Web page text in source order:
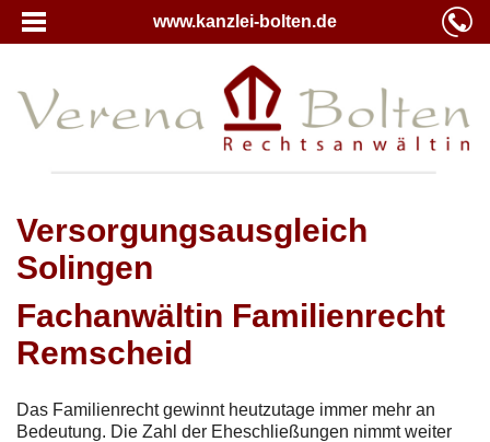
www.kanzlei-bolten.de
Versorgungsausgleich
Solingen
Fachanwältin Familienrecht
Remscheid
Das Familienrecht gewinnt heutzutage immer mehr an
Bedeutung. Die Zahl der Eheschließungen nimmt weiter